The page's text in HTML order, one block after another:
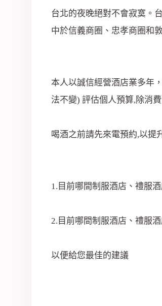
台北的夜晚絕對不會寂寞。
中於信義商圈、忠孝商圈和
本人以誠信經營酒店業多年
法不變) 評估個人預算,除消
喝酒之前請先來電預約,以
1.目前哪間制服酒店、禮服
2.目前哪間制服酒店、禮服
以便給您最佳的建議